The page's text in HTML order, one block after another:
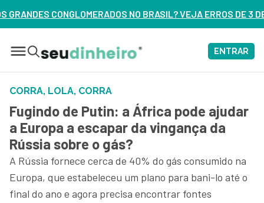
BRASIL? VEJA ERROS DE 3 DELES – ASSISTA AGORA
ENTRAR
CORRA, LOLA, CORRA
Fugindo de Putin: a África pode ajudar
a Europa a escapar da vingança da
Rússia sobre o gás?
A Rússia fornece cerca de 40% do gás consumido na
Europa, que estabeleceu um plano para bani-lo até o
final do ano e agora precisa encontrar fontes